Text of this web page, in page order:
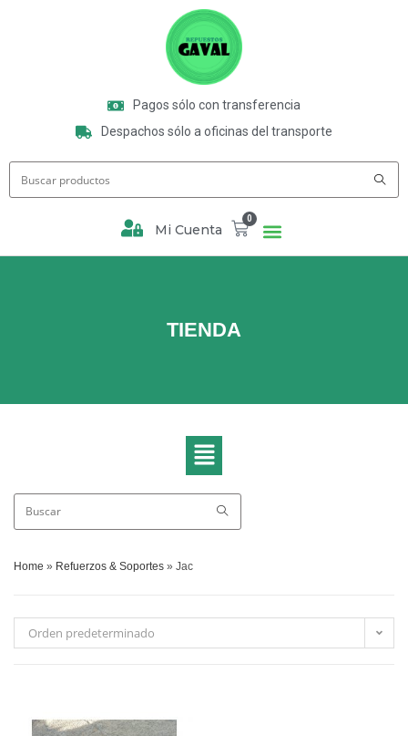
Pagos sólo con transferencia
Despachos sólo a oficinas del transporte
Mi Cuenta
0
TIENDA
Home » Refuerzos & Soportes » Jac
Orden predeterminado